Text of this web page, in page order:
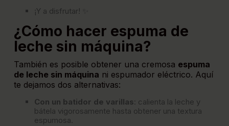
¡Y a disfrutar! ✨
¿Cómo hacer espuma de
leche sin máquina?
También es posible obtener una cremosa espuma
de leche sin máquina ni espumador eléctrico. Aquí
te dejamos dos alternativas:
Con un batidor de varillas : calienta la leche y
bátela vigorosamente hasta obtener una textura
espumosa.